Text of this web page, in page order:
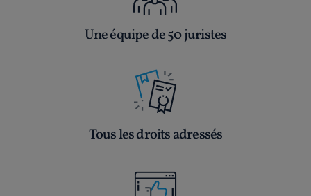
Une équipe de 50 juristes
Tous les droits adressés